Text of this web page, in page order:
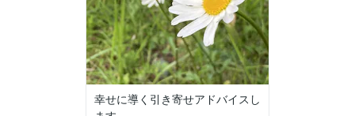
幸せに導く引き寄せアドバイスし